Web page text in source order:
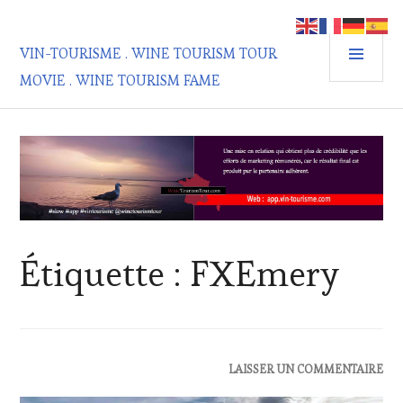
contenu
principal
VIN-TOURISME . WINE TOURISM TOUR
MOVIE . WINE TOURISM FAME
Étiquette : FXEmery
LAISSER UN COMMENTAIRE